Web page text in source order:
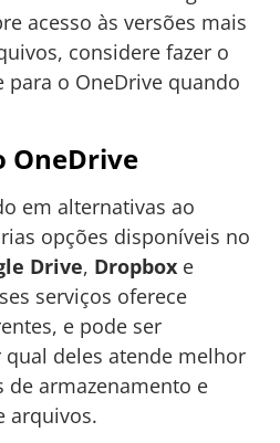
acesso às versões mais
considere fazer o
o OneDrive quando
OneDrive
em alternativas ao
opções disponíveis no
Drive, Dropbox e
serviços oferece
e pode ser
deles atende melhor
de armazenamento e
arquivos.